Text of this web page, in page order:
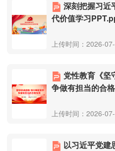
代价值学习
上传时间：2026-
争做有担当的合
上传时间：2026-